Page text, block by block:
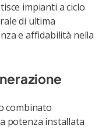
impianti a ciclo
di ultima
e affidabilità nella
combinato
potenza installata